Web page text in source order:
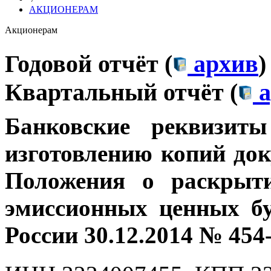
АКЦИОНЕРАМ
Акционерам
Годовой отчёт ( архив)
Квартальный отчёт (
Банковские
изготовлению копий
Положения о
эмиссионных ценных
России 30.12.2014 №